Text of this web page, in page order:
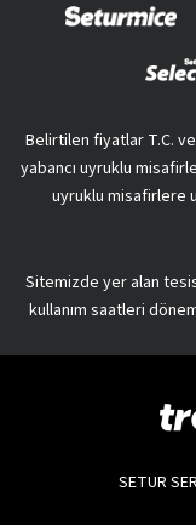
Belirtilen fiyatlar T.C.
yabancı uyruklu
uyruklu misafirlere
Sitemizde yer alan
kullanım saatleri
SETUR